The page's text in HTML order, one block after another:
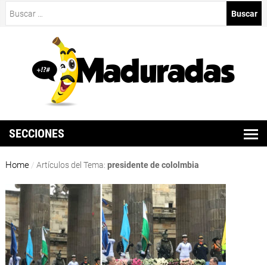
SECCIONES
Home / Artículos del Tema: presidente de cololmbia